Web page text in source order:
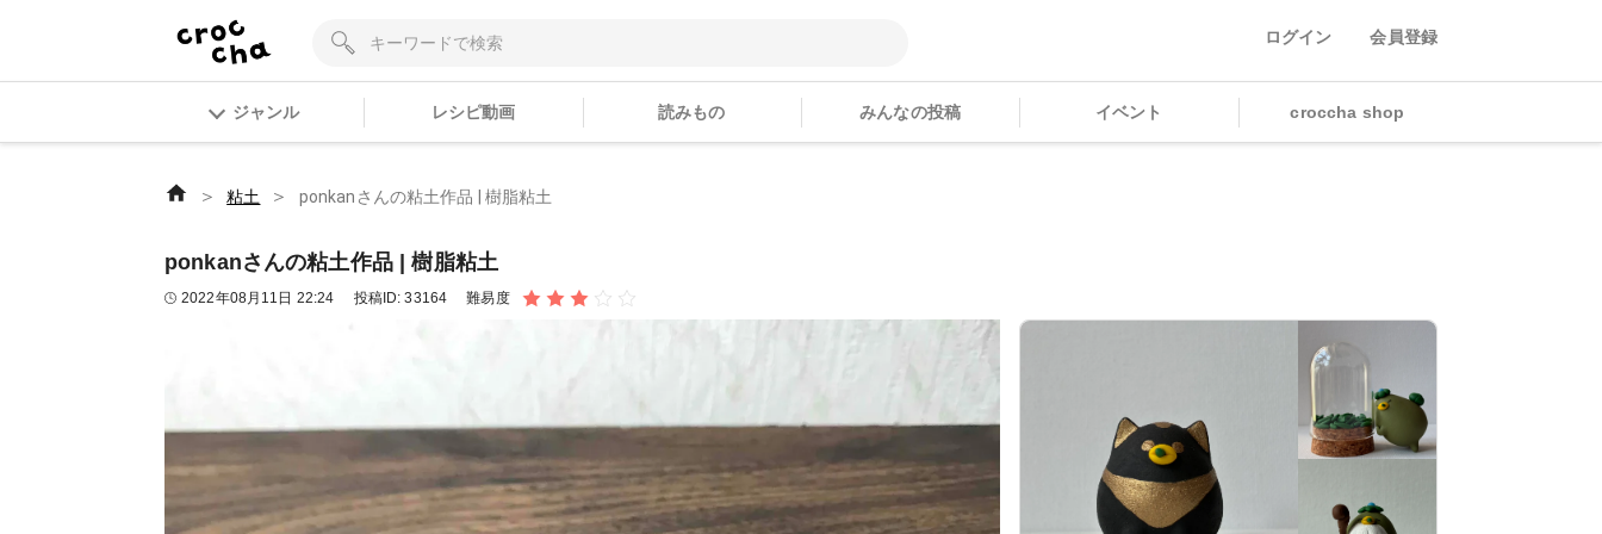
ログイン 会員登録
ジャンル レシピ動画 読みもの みんなの投稿 イベント croccha shop
＞ 粘土 ＞ ponkanさんの粘土作品 | 樹脂粘土
ponkanさんの粘土作品 | 樹脂粘土
2022年08月11日 22:24 投稿ID:33164 難易度